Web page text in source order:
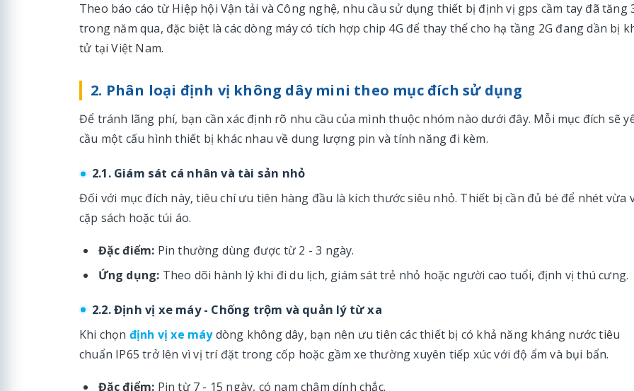
Theo báo cáo từ Hiệp hội Vận tải và Công nghệ, nhu cầu sử dụng thiết bị định vị gps cầm tay đã tăng
trong năm qua, đặc biệt là các dòng máy có tích hợp chip 4G để thay thế cho hạ tầng 2G đang dần bị
tử tại Việt Nam.
2. Phân loại định vị không dây mini theo mục đích sử dụng
Để tránh lãng phí, bạn cần xác định rõ nhu cầu của mình thuộc nhóm nào dưới đây. Mỗi mục đích sẽ
cầu một cấu hình thiết bị khác nhau về dung lượng pin và tính năng đi kèm.
2.1. Giám sát cá nhân và tài sản nhỏ
Đối với mục đích này, tiêu chí ưu tiên hàng đầu là kích thước siêu nhỏ. Thiết bị cần đủ bé để nhét vừa
cặp sách hoặc túi áo.
Đặc điểm: Pin thường dùng được từ 2 - 3 ngày.
Ứng dụng: Theo dõi hành lý khi đi du lịch, giám sát trẻ nhỏ hoặc người cao tuổi, định vị thú cưng.
2.2. Định vị xe máy - Chống trộm và quản lý từ xa
Khi chọn định vị xe máydòng không dây, bạn nên ưu tiên các thiết bị có khả năng kháng nước tiêu
chuẩn IP65 trở lên vì vị trí đặt trong cốp hoặc gầm xe thường xuyên tiếp xúc với độ ẩm và bụi bẩn.
Đặc điểm: Pin từ 7 - 15 ngày, có nam châm dính chắc.